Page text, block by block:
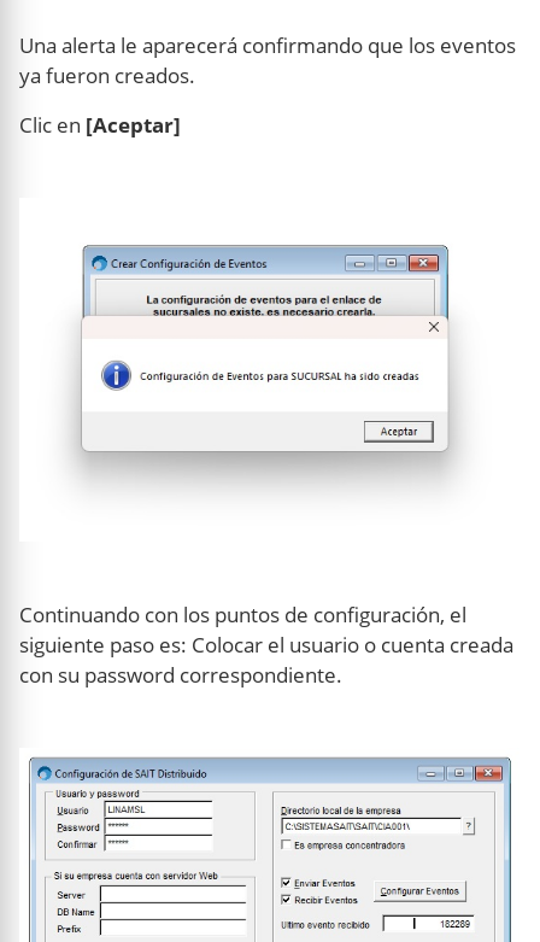
Una alerta le aparecerá confirmando que los eventos
ya fueron creados.
Clic en [Aceptar]
Continuando con los puntos de configuración, el
siguiente paso es: Colocar el usuario o cuenta creada
con su password correspondiente.